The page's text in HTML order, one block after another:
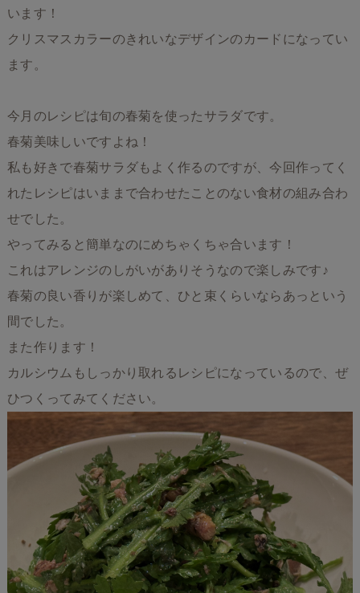
います！
クリスマスカラーのきれいなデザインのカードになってい
ます。
今月のレシピは旬の春菊を使ったサラダです。
春菊美味しいですよね！
私も好きで春菊サラダもよく作るのですが、今回作ってく
れたレシピはいままで合わせたことのない食材の組み合わ
せでした。
やってみると簡単なのにめちゃくちゃ合います！
これはアレンジのしがいがありそうなので楽しみです♪
春菊の良い香りが楽しめて、ひと束くらいならあっという
間でした。
また作ります！
カルシウムもしっかり取れるレシピになっているので、ぜ
ひつくってみてください。